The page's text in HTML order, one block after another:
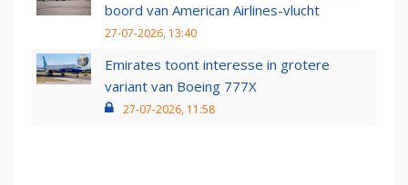
boord van American Airlines-vlucht
27-07-2026, 13:40
Emirates toont interesse in grotere
variant van Boeing 777X
27-07-2026, 11:58